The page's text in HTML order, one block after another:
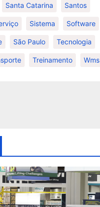
Santa Catarina Santos
Sistema Software
São Paulo Tecnologia
Treinamento Wms